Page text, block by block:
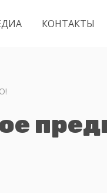
КОНТАКТЫ